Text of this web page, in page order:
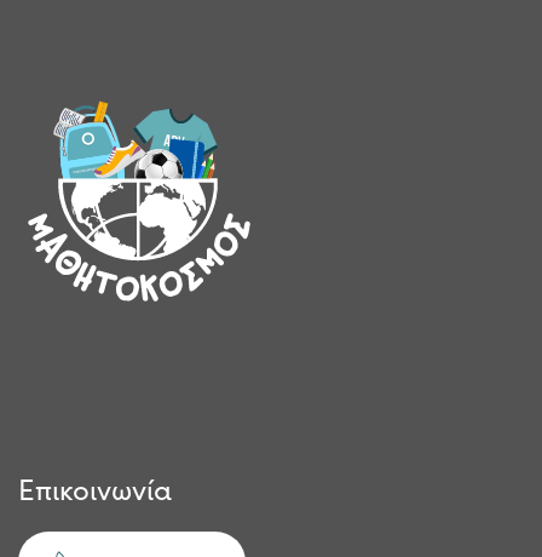
Επικοινωνία